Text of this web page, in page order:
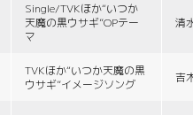
Single/TVKほか“いつか
天魔の黒ウサギ”OPテー
マ
清
TVKほか“いつか天魔の黒
ウサギ”イメージソング
吉